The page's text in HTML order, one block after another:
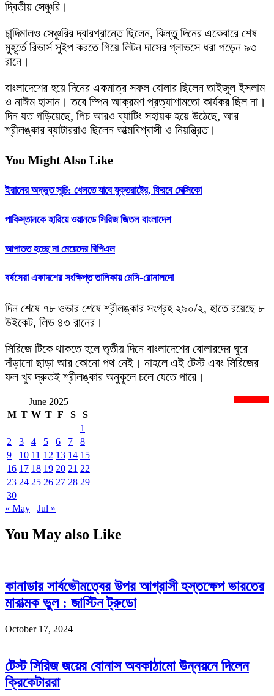
দ্বিতীয় সেঞ্চুরি।
চান্দিমালও সেঞ্চুরির দ্বারপ্রান্তে ছিলেন, কিন্তু দিনের একেবারে শেষ
মুহূর্তে রিভার্স সুইপ করতে গিয়ে লিটন দাসের গ্লাভসে ধরা পড়েন ৯৩
রানে।
বাংলাদেশের হয়ে দিনের একমাত্র সফল বোলার ছিলেন তাইজুল ইসলাম
ও নাঈম হাসান। তবে স্পিন আক্রমণ প্রত্যাশামতো কার্যকর ছিল না।
দিন যত গড়িয়েছে, পিচ আরও ব্যাটিং সহায়ক হয়ে উঠেছে, আর
শ্রীলঙ্কার ব্যাটাররাও ছিলেন আত্মবিশ্বাসী ও নিয়ন্ত্রিত।
You Might Also Like
ইরানের অদ্ভুত সূচি: খেলতে যাবে যুক্তরাষ্ট্রে, ফিরবে মেক্সিকো
পাকিস্তানকে হারিয়ে ওয়ানডে সিরিজ জিতল বাংলাদেশ
আপাতত হচ্ছে না মেয়েদের বিপিএল
বর্ষসেরা একাদশের সংক্ষিপ্ত তালিকায় মেসি-রোনালদো
দিন শেষে ৭৮ ওভার শেষে শ্রীলঙ্কার সংগ্রহ ২৯০/২, হাতে রয়েছে ৮
উইকেট, লিড ৪৩ রানের।
সিরিজে টিকে থাকতে হলে তৃতীয় দিনে বাংলাদেশের বোলারদের ঘুরে
দাঁড়ানো ছাড়া আর কোনো পথ নেই। নাহলে এই টেস্ট এবং সিরিজের
ফল খুব দ্রুতই শ্রীলঙ্কার অনুকূলে চলে যেতে পারে।
June 2025
M T W T F S
S
1
2
3 4 5 6 7
8
9
10 11 12 13 14 15
16 17 18 19 20 21 22
23 24 25 26 27 28 29
30
« May
Jul »
You May also Like
কানাডার সার্বভৌমত্বের উপর আগ্রাসী হস্তক্ষেপ ভারতের
মারাত্মক ভুল : জাস্টিন ট্রুডো
October 17, 2024
টেস্ট সিরিজ জয়ের বোনাস অবকাঠামো উন্নয়নে দিলেন
ক্রিকেটাররা